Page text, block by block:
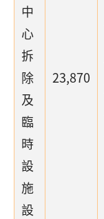
中
心
拆
除
及
臨
時
設
施
設
23,870